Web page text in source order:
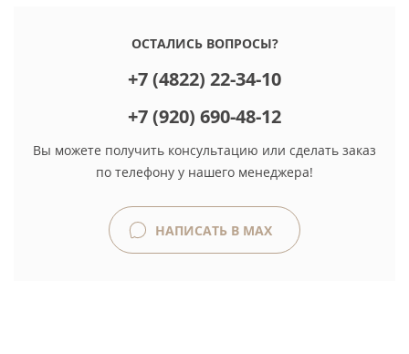
ОСТАЛИСЬ ВОПРОСЫ?
+7 (4822) 22-34-10
+7 (920) 690-48-12
Вы можете получить консультацию или сделать заказ
по телефону у нашего менеджера!
НАПИСАТЬ В MAX